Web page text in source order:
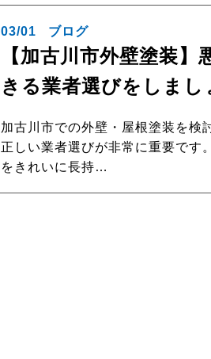
03/01 ブログ
【加古川市外壁塗装
きる業者選びをしまし
加古川市での外壁・屋根塗装を検
正しい業者選びが非常に重要です
をきれいに長持…